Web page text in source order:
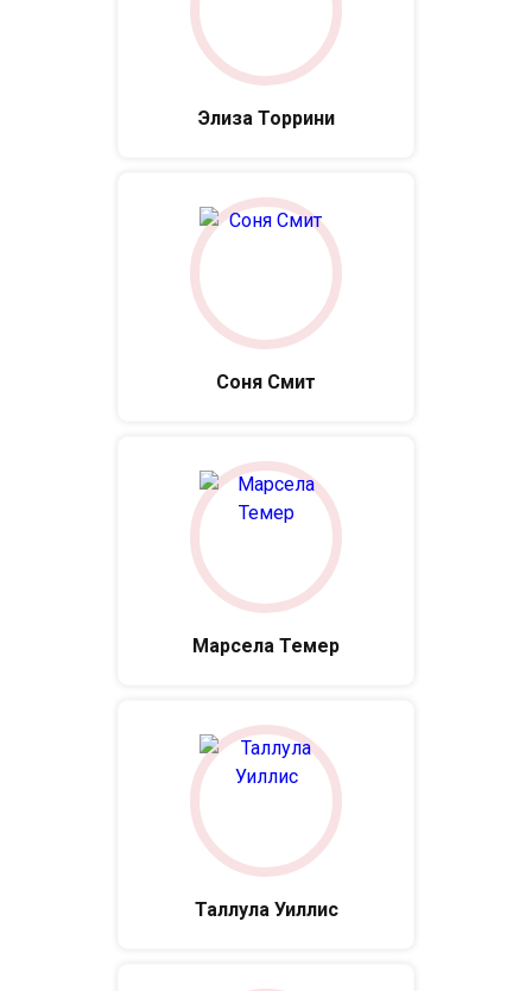
Элиза Торрини
Соня Смит
Марсела Темер
Таллула Уиллис